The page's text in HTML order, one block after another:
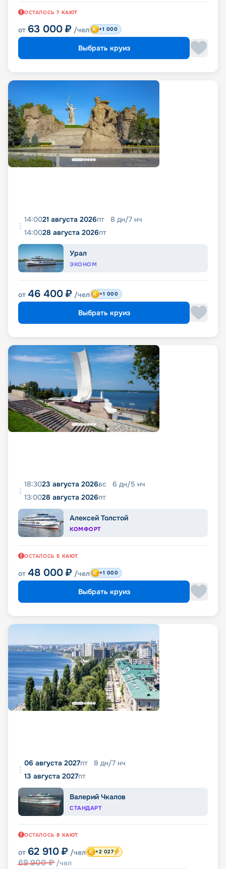
ОСТАЛОСЬ 7 КАЮТ
от 63 000 ₽ /чел +1 000
Выбрать круиз
14:0021 августа 2026пт 8 дн/7 нч
14:0028 августа 2026пт
Урал
ЭКОНОМ
от 46 400 ₽ /чел +1 000
Выбрать круиз
18:3023 августа 2026вс 6 дн/5 нч
13:0028 августа 2026пт
Алексей Толстой
КОМФОРТ
ОСТАЛОСЬ 5 КАЮТ
от 48 000 ₽ /чел +1 000
Выбрать круиз
06 августа 2027пт 8 дн/7 нч
13 августа 2027пт
Валерий Чкалов
СТАНДАРТ
ОСТАЛОСЬ 8 КАЮТ
от 62 910 ₽ /чел
69 900₽ /чел
+2 027